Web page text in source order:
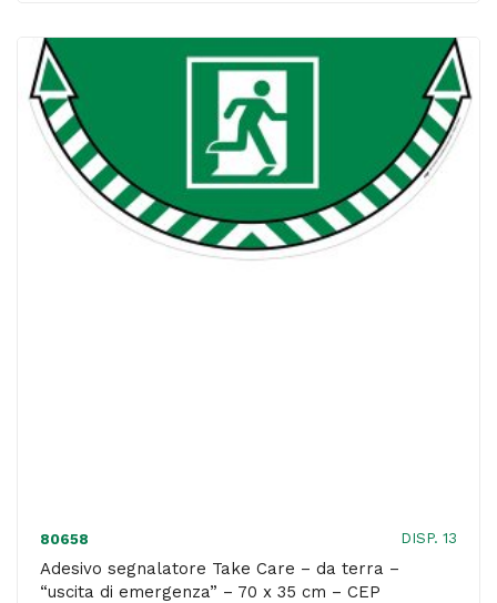
da
terra
-
"rischio
elettrico
-
70
80658 DISP. 13
Adesivo segnalatore Take Care – da terra –
“uscita di emergenza” – 70 x 35 cm – CEP